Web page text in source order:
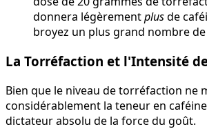
donnera légèrementplusde
broyez un plus grand nombre
La Torréfaction et l'Intensité
Bien que le niveau de torréfaction ne
considérablement la teneur en
dictateur absolu de la force du goût.